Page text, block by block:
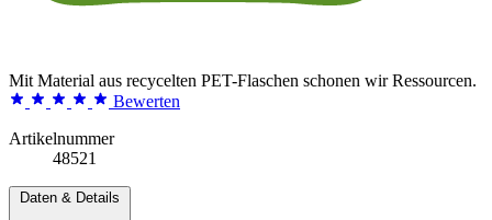
Mit Material aus recycelten PET-Flaschen schonen wir Ressourcen.
Bewerten
Artikelnummer
48521
Daten & Details